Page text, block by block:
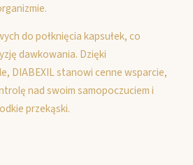
do połknięcia kapsułek, co
dawkowania. Dzięki
DIABEXIL stanowi cenne wsparcie,
nad swoim samopoczuciem i
przekąski.